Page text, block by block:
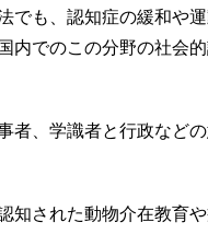
でも、認知症の緩和や
内でのこの分野の社会
者、学識者と行政など
知された動物介在教育